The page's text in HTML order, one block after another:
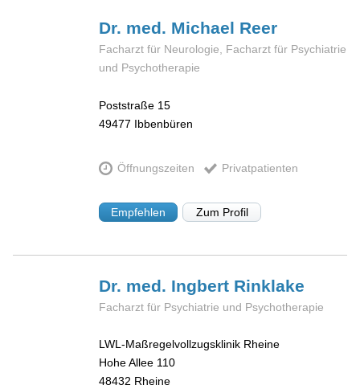
Dr. med. Michael Reer
Facharzt für Neurologie, Facharzt für Psychiatrie
und Psychotherapie
Poststraße 15
49477 Ibbenbüren
Öffnungszeiten Privatpatienten
Empfehlen Zum Profil
Dr. med. Ingbert Rinklake
Facharzt für Psychiatrie und Psychotherapie
LWL-Maßregelvollzugsklinik Rheine
Hohe Allee 110
48432 Rheine